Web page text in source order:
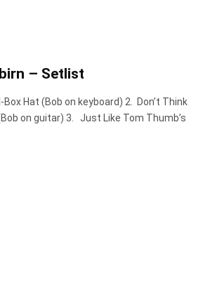
k a n
– Setlist
Hat (Bob on keyboard) 2. Don’t Think
on guitar) 3. Just Like Tom Thumb’s